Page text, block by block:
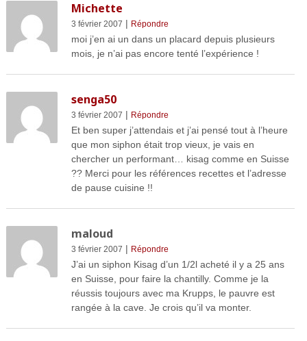
Michette
3 février 2007 | Répondre
moi j’en ai un dans un placard depuis plusieurs
mois, je n’ai pas encore tenté l’expérience !
senga50
3 février 2007 | Répondre
Et ben super j’attendais et j’ai pensé tout à l’heure
que mon siphon était trop vieux, je vais en
chercher un performant… kisag comme en Suisse
?? Merci pour les références recettes et l’adresse
de pause cuisine !!
maloud
3 février 2007 | Répondre
J’ai un siphon Kisag d’un 1/2l acheté il y a 25 ans
en Suisse, pour faire la chantilly. Comme je la
réussis toujours avec ma Krupps, le pauvre est
rangée à la cave. Je crois qu’il va monter.